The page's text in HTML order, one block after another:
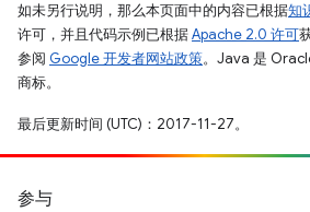
如未另行说明，那么本页面中的内容已根据知
许可，并且代码示例已根据Apache 2.0 许可
参阅 Google 开发者网站政策。Java 是
商标。
最后更新时间 (UTC)：2017-11-27。
参与